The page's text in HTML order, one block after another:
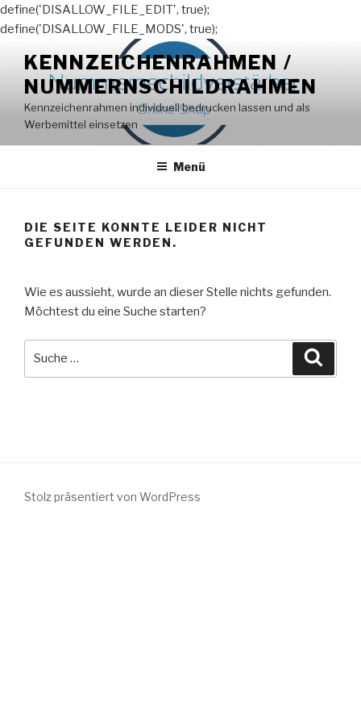
define('DISALLOW_FILE_EDIT', true);
define('DISALLOW_FILE_MODS', true);
Inhalt
springen
KENNZEICHENRAHMEN /
NUMMERNSCHILDRAHMEN
Kennzeichenrahmen individuell bedrucken lassen und als
Werbemittel einsetzen
Menü
DIE SEITE KONNTE LEIDER NICHT
GEFUNDEN WERDEN.
Wie es aussieht, wurde an dieser Stelle nichts gefunden.
Möchtest du eine Suche starten?
Stolz präsentiert von WordPress